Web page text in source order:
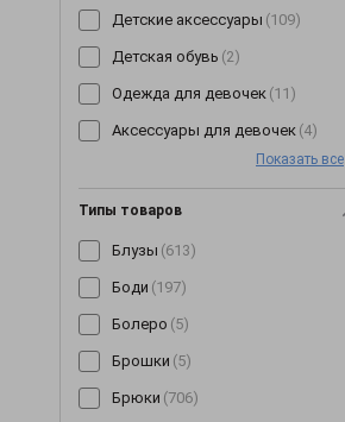
Детские аксессуары (109)
Детская обувь (2)
Одежда для девочек (11)
Аксессуары для девочек (4)
Показать все
Типы товаров
Блузы (613)
Боди (197)
Болеро (5)
Брошки (5)
Брюки (706)